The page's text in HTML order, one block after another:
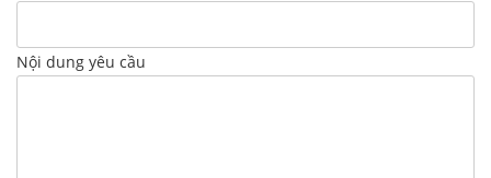
Nội dung yêu cầu